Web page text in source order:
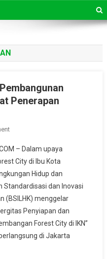
Penerapan
On
Perkuat
Sinergi
Pembangunan
Forest
City
Di
IKN
Lewat
– Dalam upaya
City di Ibu Kota
Hidup dan
Standardisasi dan Inovasi
(BSILHK) menggelar
Penyiapan dan
Forest City di IKN”
di Jakarta